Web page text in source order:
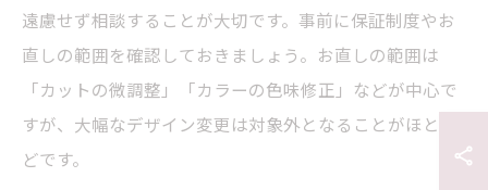
遠慮せず相談することが大切です。事前に保証制度やお
直しの範囲を確認しておきましょう。お直しの範囲は
「カットの微調整」「カラーの色味修正」などが中心で
すが、大幅なデザイン変更は対象外となることがほとん
どです。